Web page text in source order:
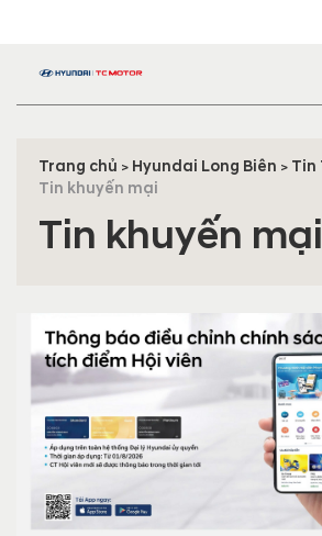
Trang chủ > Hyundai Long Biên > Tin
Tin khuyến mại
Tin khuyến mại